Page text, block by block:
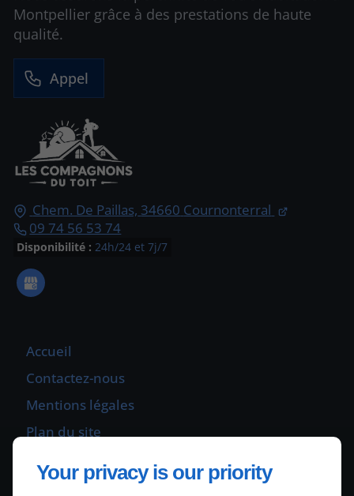
Your privacy is our priority
Chem. De Paillas, 34660 Cournonterral
09 74 56 53 74
Disponibilité : 24h/24 et 7j/7
Accueil
Contactez-nous
Mentions légales
Plan du site
Montpellier grâce à des prestations de haute
qualité.
Appel